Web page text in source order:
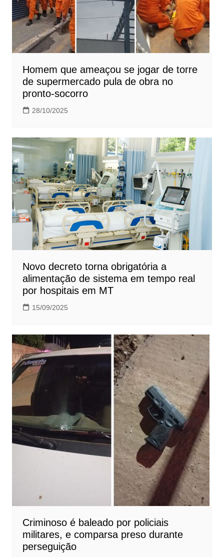
Homem que ameaçou se jogar de torre
de supermercado pula de obra no
pronto-socorro
28/10/2025
Novo decreto torna obrigatória a
alimentação de sistema em tempo real
por hospitais em MT
15/09/2025
Criminoso é baleado por policiais
militares, e comparsa preso durante
perseguição